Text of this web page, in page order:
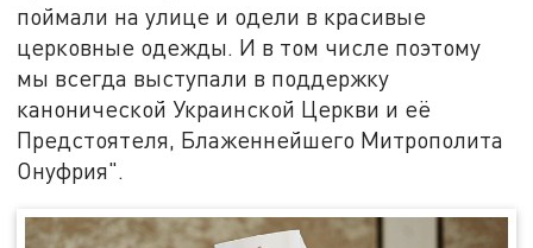
поймали на улице и одели в красивые
церковные одежды. И в том числе поэтому
мы всегда выступали в поддержку
канонической Украинской Церкви и её
Предстоятеля, Блаженнейшего Митрополита
Онуфрия".